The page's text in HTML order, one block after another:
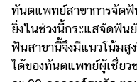
ทันตแพทย์สาขาการจัด
ยิ่งในช่วงนี้กระแสจัดฟัน
ฟันสาขานี้จึงมีแนวโน้มสู
ได้ของทันตแพทย์ผู้เชี่ยว